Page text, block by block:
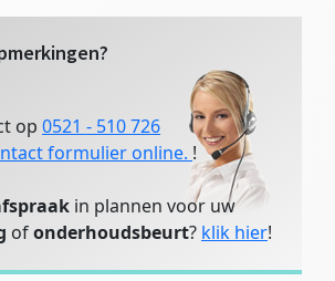
op 0521 - 510 726
formulier online. !
in plannen voor uw
ofonderhoudsbeurt? klik hier!